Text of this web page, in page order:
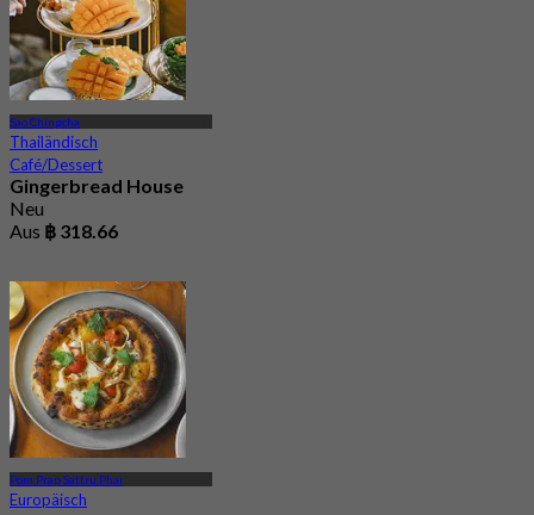
Sao Chingcha
Thailändisch
Café/Dessert
Gingerbread House
Neu
Aus ฿ 318.66
Pom Prap Sattru Phai
Europäisch